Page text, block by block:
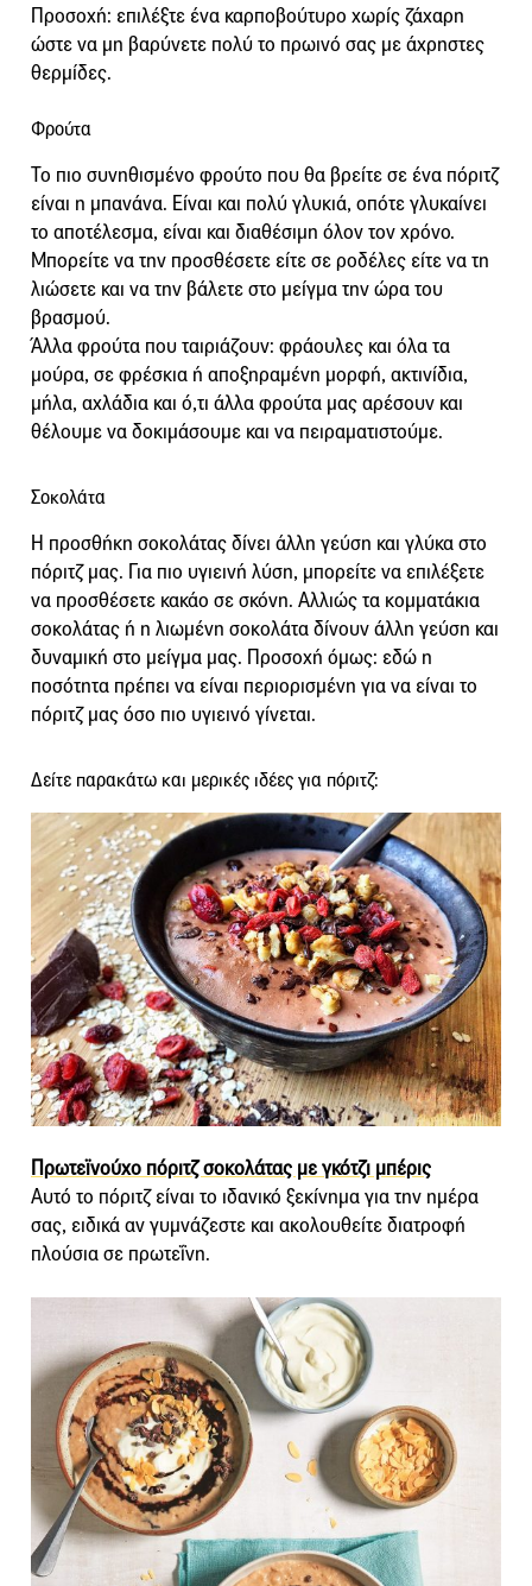
Προσοχή: επιλέξτε ένα καρποβούτυρο χωρίς ζάχαρη
ώστε να μη βαρύνετε πολύ το πρωινό σας με άχρηστες
θερμίδες.
Φρούτα
Το πιο συνηθισμένο φρούτο που θα βρείτε σε ένα πόριτζ
είναι η μπανάνα. Είναι και πολύ γλυκιά, οπότε γλυκαίνει
το αποτέλεσμα, είναι και διαθέσιμη όλον τον χρόνο.
Μπορείτε να την προσθέσετε είτε σε ροδέλες είτε να τη
λιώσετε και να την βάλετε στο μείγμα την ώρα του
βρασμού.
Άλλα φρούτα που ταιριάζουν: φράουλες και όλα τα
μούρα, σε φρέσκια ή αποξηραμένη μορφή, ακτινίδια,
μήλα, αχλάδια και ό,τι άλλα φρούτα μας αρέσουν και
θέλουμε να δοκιμάσουμε και να πειραματιστούμε.
Σοκολάτα
Η προσθήκη σοκολάτας δίνει άλλη γεύση και γλύκα στο
πόριτζ μας. Για πιο υγιεινή λύση, μπορείτε να επιλέξετε
να προσθέσετε κακάο σε σκόνη. Αλλιώς τα κομματάκια
σοκολάτας ή η λιωμένη σοκολάτα δίνουν άλλη γεύση και
δυναμική στο μείγμα μας. Προσοχή όμως: εδώ η
ποσότητα πρέπει να είναι περιορισμένη για να είναι το
πόριτζ μας όσο πιο υγιεινό γίνεται.
Δείτε παρακάτω και μερικές ιδέες για πόριτζ:
Πρωτεϊνούχο πόριτζ σοκολάτας με γκότζι μπέρις
Αυτό το πόριτζ είναι το ιδανικό ξεκίνημα για την ημέρα
σας, ειδικά αν γυμνάζεστε και ακολουθείτε διατροφή
πλούσια σε πρωτεΐνη.